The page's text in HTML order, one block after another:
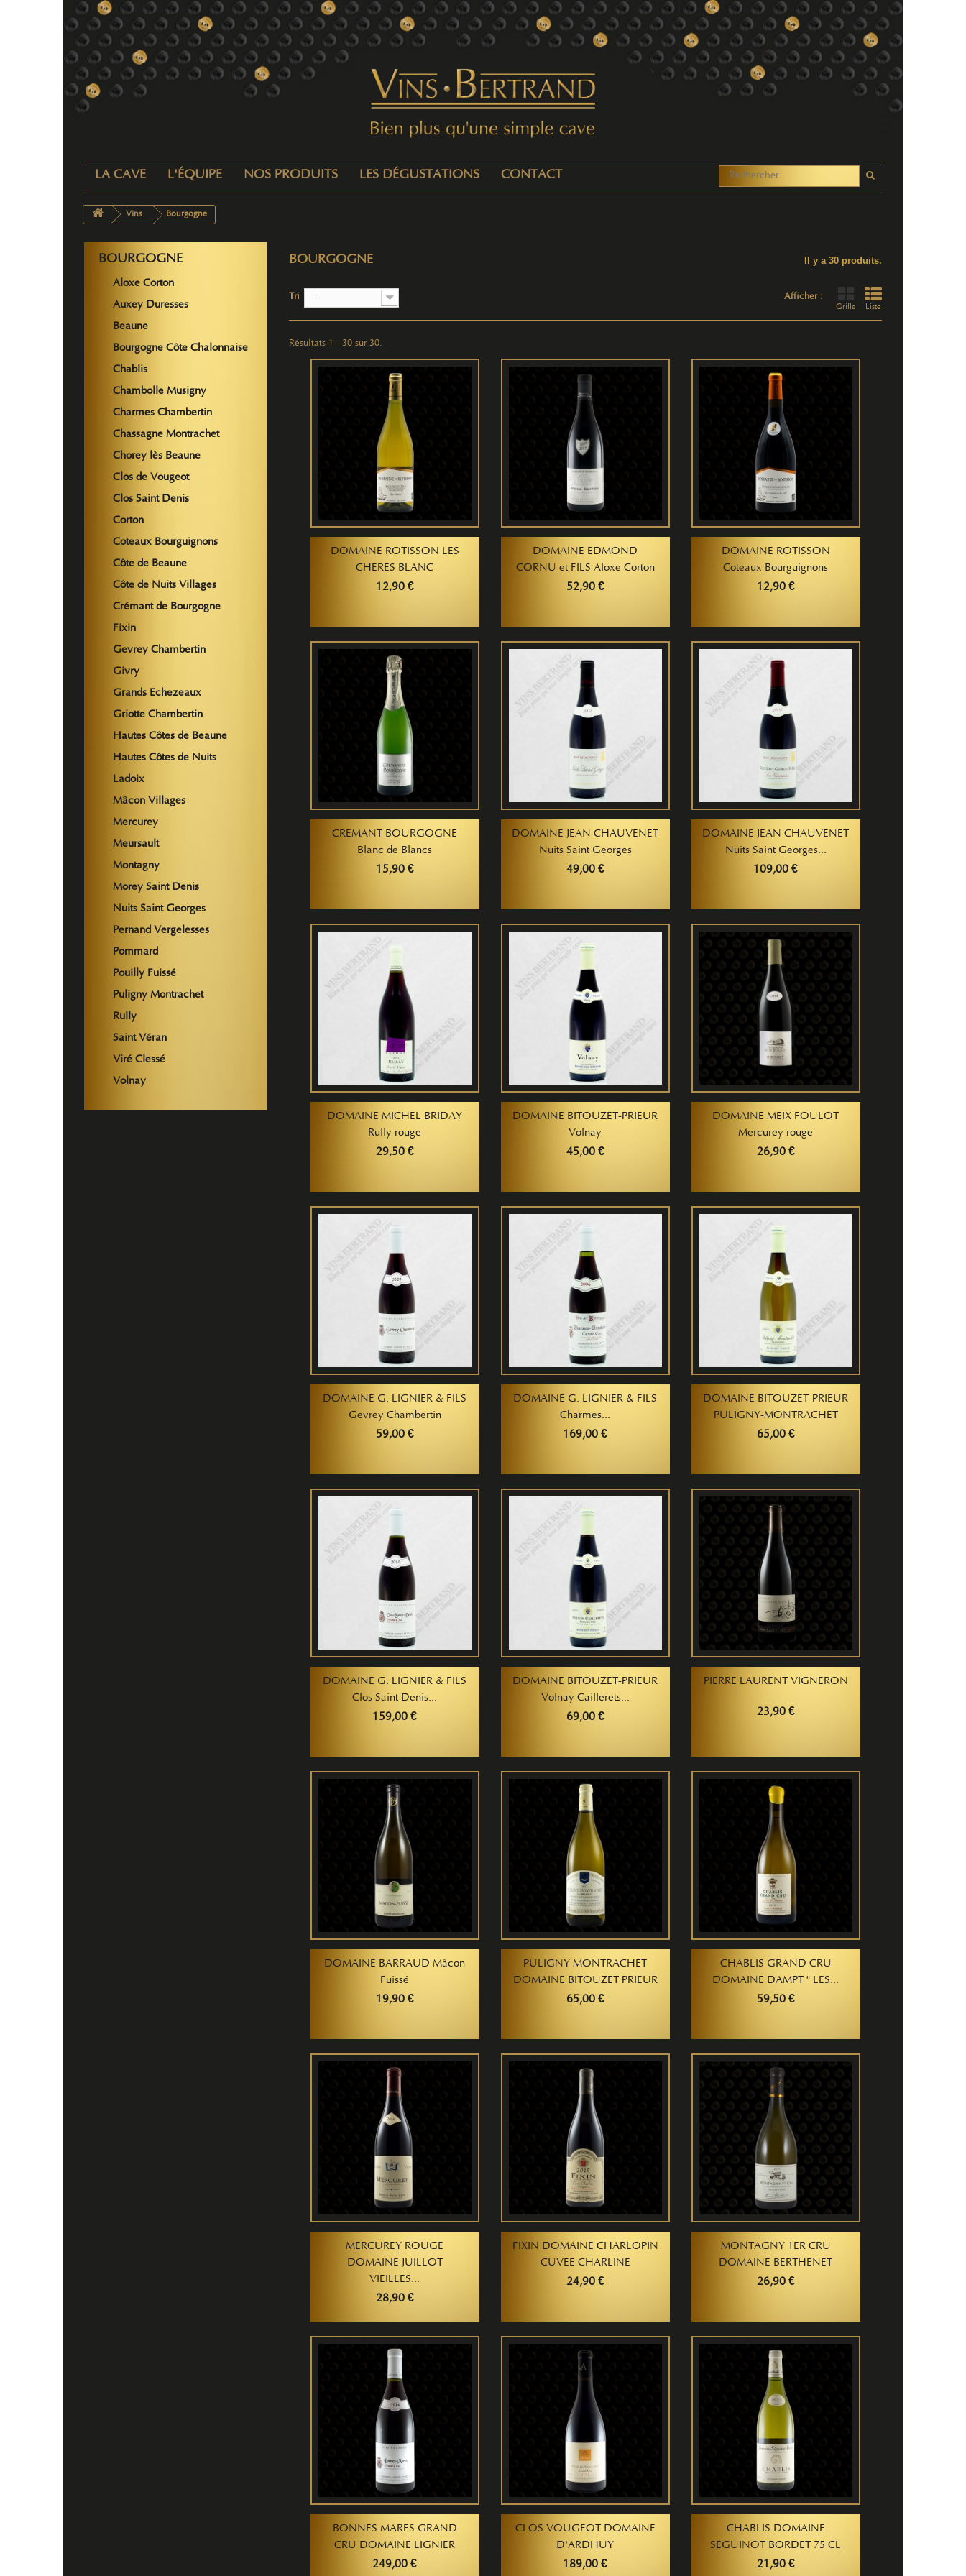
LA CAVE L'ÉQUIPE NOS PRODUITS LES DÉGUSTATIONS CONTACT
Vins Bourgogne
BOURGOGNE
Aloxe Corton
Auxey Duresses
Beaune
Bourgogne Côte Chalonnaise
Chablis
Chambolle Musigny
Charmes Chambertin
Chassagne Montrachet
Chorey lès Beaune
Clos de Vougeot
Clos Saint Denis
Corton
Coteaux Bourguignons
Côte de Beaune
Côte de Nuits Villages
Crémant de Bourgogne
Fixin
Gevrey Chambertin
Givry
Grands Echezeaux
Griotte Chambertin
Hautes Côtes de Beaune
Hautes Côtes de Nuits
Ladoix
Mâcon Villages
Mercurey
Meursault
Montagny
Morey Saint Denis
Nuits Saint Georges
Pernand Vergelesses
Pommard
Pouilly Fuissé
Puligny Montrachet
Rully
Saint Véran
Viré Clessé
Volnay
BOURGOGNE Il y a 30 produits.
Afficher :
Grille Liste
Tri --
Résultats 1 - 30 sur 30.
DOMAINE ROTISSON LES
CHERES BLANC
12,90 €
DOMAINE EDMOND
CORNU et FILS Aloxe Corton
52,90 €
DOMAINE ROTISSON
Coteaux Bourguignons
12,90 €
CREMANT BOURGOGNE
Blanc de Blancs
15,90 €
DOMAINE JEAN CHAUVENET
Nuits Saint Georges
49,00 €
DOMAINE JEAN CHAUVENET
Nuits Saint Georges...
109,00 €
DOMAINE MICHEL BRIDAY
Rully rouge
29,50 €
DOMAINE BITOUZET-PRIEUR
Volnay
45,00 €
DOMAINE MEIX FOULOT
Mercurey rouge
26,90 €
DOMAINE G. LIGNIER & FILS
Gevrey Chambertin
59,00 €
DOMAINE G. LIGNIER & FILS
Charmes...
169,00 €
DOMAINE BITOUZET-PRIEUR
PULIGNY-MONTRACHET
65,00 €
DOMAINE G. LIGNIER & FILS
Clos Saint Denis...
159,00 €
DOMAINE BITOUZET-PRIEUR
Volnay Caillerets...
69,00 €
PIERRE LAURENT VIGNERON
23,90 €
DOMAINE BARRAUD Mâcon
Fuissé
19,90 €
PULIGNY MONTRACHET
DOMAINE BITOUZET PRIEUR
65,00 €
CHABLIS GRAND CRU
DOMAINE DAMPT " LES...
59,50 €
MERCUREY ROUGE
DOMAINE JUILLOT
VIEILLES...
28,90 €
FIXIN DOMAINE CHARLOPIN
CUVEE CHARLINE
24,90 €
MONTAGNY 1ER CRU
DOMAINE BERTHENET
26,90 €
BONNES MARES GRAND
CRU DOMAINE LIGNIER
249,00 €
CLOS VOUGEOT DOMAINE
D'ARDHUY
189,00 €
CHABLIS DOMAINE
SEGUINOT BORDET 75 CL
21,90 €